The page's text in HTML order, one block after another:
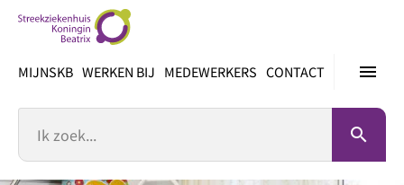
inhoud
menu
MIJNSKB WERKEN BIJ MEDEWERKERS CONTACT
search